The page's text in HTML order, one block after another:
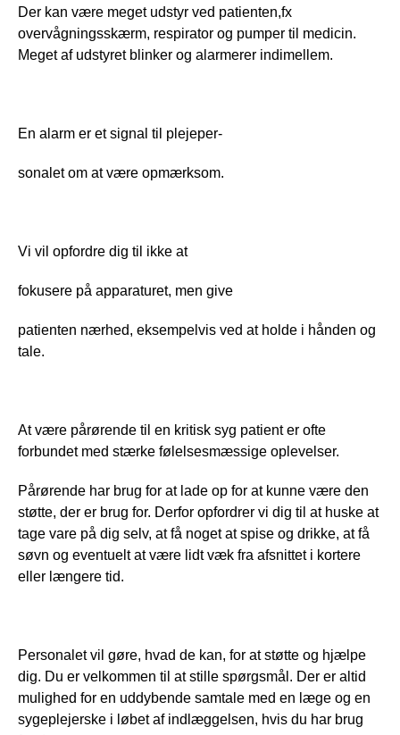
Der kan være meget udstyr ved patienten,fx
overvågningsskærm, respirator og pumper til medicin.
Meget af udstyret blinker og alarmerer indimellem.
En alarm er et signal til plejeper-
sonalet om at være opmærksom.
Vi vil opfordre dig til ikke at
fokusere på apparaturet, men give
patienten nærhed, eksempelvis ved at holde i hånden og
tale.
At være pårørende til en kritisk syg patient er ofte
forbundet med stærke følelsesmæssige oplevelser.
Pårørende har brug for at lade op for at kunne være den
støtte, der er brug for. Derfor opfordrer vi dig til at huske at
tage vare på dig selv, at få noget at spise og drikke, at få
søvn og eventuelt at være lidt væk fra afsnittet i kortere
eller længere tid.
Personalet vil gøre, hvad de kan, for at støtte og hjælpe
dig. Du er velkommen til at stille spørgsmål. Der er altid
mulighed for en uddybende samtale med en læge og en
sygeplejerske i løbet af indlæggelsen, hvis du har brug